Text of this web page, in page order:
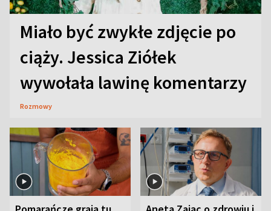
Miało być zwykłe zdjęcie po
ciąży. Jessica Ziółek
wywołała lawinę komentarzy
Rozmowy